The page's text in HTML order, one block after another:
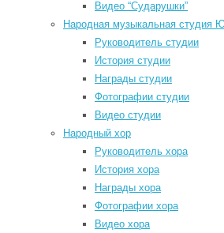
Видео “Сударушки”
Народная музыкальная студия
Руководитель студии
История студии
Награды студии
Фотографии студии
Видео студии
Народный хор
Руководитель хора
История хора
Награды хора
Фотографии хора
Видео хора
odnoklassniki
vk
telegram